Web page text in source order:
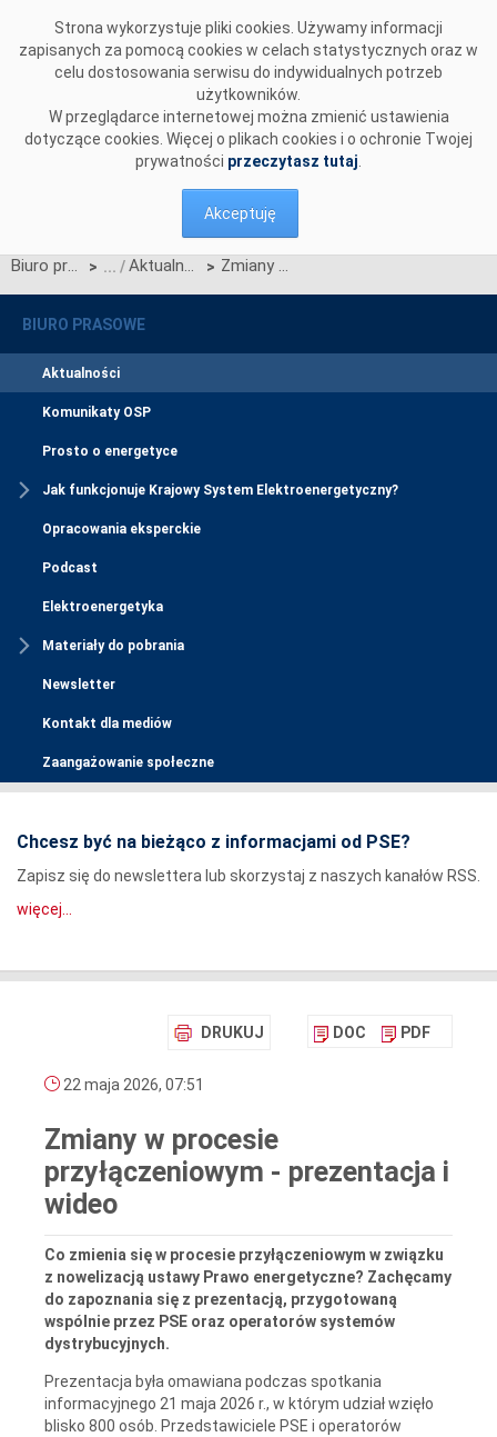
Strona wykorzystuje pliki cookies. Używamy informacji
zapisanych za pomocą cookies w celach statystycznych oraz w
celu dostosowania serwisu do indywidualnych potrzeb
użytkowników.
W przeglądarce internetowej można zmienić ustawienia
dotyczące cookies. Więcej o plikach cookies i o ochronie Twojej
prywatności przeczytasz tutaj
Akceptuję
Biuro prasowe > Aktualności > Zmiany w procesie przyłączeniowym - prezentacja i wideo
BIURO PRASOWE
Aktualności
Komunikaty OSP
Prosto o energetyce
Jak funkcjonuje Krajowy System Elektroenergetyczny?
Opracowania eksperckie
Podcast
Elektroenergetyka
Materiały do pobrania
Newsletter
Kontakt dla mediów
Zaangażowanie społeczne
Chcesz być na bieżąco z informacjami od PSE?
Zapisz się do newslettera lub skorzystaj z naszych kanałów RSS.
więcej...
DRUKUJ DOC PDF
22 maja 2026, 07:51
Zmiany w procesie
przyłączeniowym - prezentacja i
wideo
Co zmienia się w procesie przyłączeniowym w związku
z nowelizacją ustawy Prawo energetyczne? Zachęcamy
do zapoznania się z prezentacją, przygotowaną
wspólnie przez PSE oraz operatorów systemów
dystrybucyjnych.
Prezentacja była omawiana podczas spotkania
informacyjnego 21 maja 2026 r., w którym udział wzięło
blisko 800 osób. Przedstawiciele PSE i operatorów